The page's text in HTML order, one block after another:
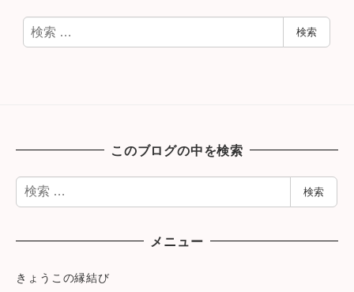
検
索
検索
このブログの中を検索
検
索
検索
メニュー
きょうこの縁結び